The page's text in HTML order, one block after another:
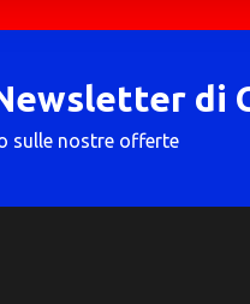
di
sulle nostre offerte